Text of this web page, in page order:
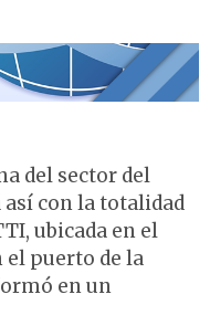
del sector del
con la totalidad
ubicada en el
el puerto de la
en un